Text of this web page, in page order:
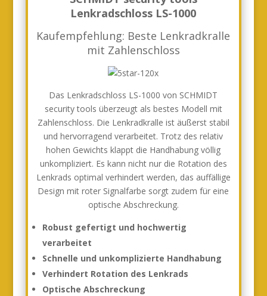
Lenkradschloss LS-1000
Kaufempfehlung: Beste Lenkradkralle
mit Zahlenschloss
Das Lenkradschloss LS-1000 von SCHMIDT
security tools überzeugt als bestes Modell mit
Zahlenschloss. Die Lenkradkralle ist äußerst stabil
und hervorragend verarbeitet. Trotz des relativ
hohen Gewichts klappt die Handhabung völlig
unkompliziert. Es kann nicht nur die Rotation des
Lenkrads optimal verhindert werden, das auffällige
Design mit roter Signalfarbe sorgt zudem für eine
optische Abschreckung.
Robust gefertigt und hochwertig
verarbeitet
Schnelle und unkomplizierte Handhabung
Verhindert Rotation des Lenkrads
Optische Abschreckung